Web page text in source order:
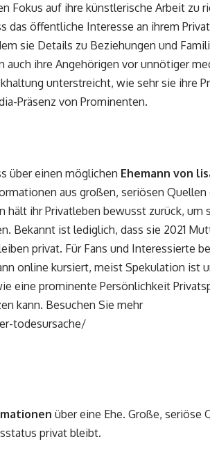
Fokus auf ihre künstlerische Arbeit zu
das öffentliche Interesse an ihrem
sie Details zu Beziehungen und
ihre Angehörigen vor unnötiger
unterstreicht, wie sehr sie ihre
Präsenz von Prominenten.
über einen möglichen Ehemann von
aus großen, seriösen
ihr Privatleben bewusst zurück, um
Bekannt ist lediglich, dass sie 2021
privat. Für Fans und Interessierte
online kursiert, meist Spekulation ist
eine prominente Persönlichkeit
kann. Besuchen Sie mehr
todesursache/
über eine Ehe. Große, seriöse
privat bleibt.